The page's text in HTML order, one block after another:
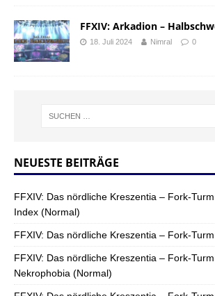
FFXIV: Arkadion –
18. Juli 2024 Nimral 0
NEUESTE BEITRÄGE
FFXIV: Das nördliche Kreszentia – Fork-
Index (Normal)
FFXIV: Das nördliche Kreszentia – Fork-
FFXIV: Das nördliche Kreszentia – Fork-
Nekrophobia (Normal)